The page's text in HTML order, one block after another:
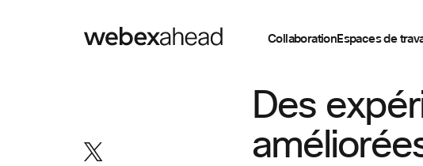
CollaborationEspaces de
Des